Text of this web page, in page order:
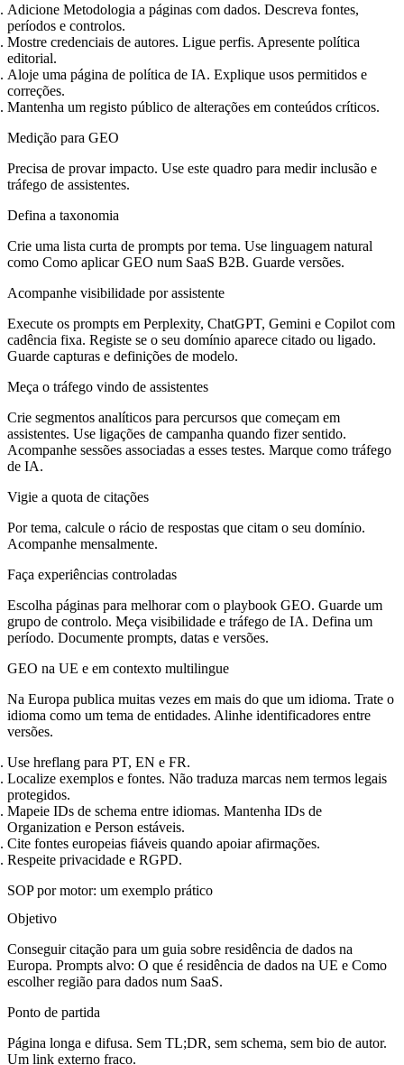
Adicione Metodologia a páginas com dados. Descreva fontes,
períodos e controlos.
Mostre credenciais de autores. Ligue perfis. Apresente política
editorial.
Aloje uma página de política de IA. Explique usos permitidos e
correções.
Mantenha um registo público de alterações em conteúdos críticos.
Medição para GEO
Precisa de provar impacto. Use este quadro para medir inclusão e
tráfego de assistentes.
Defina a taxonomia
Crie uma lista curta de prompts por tema. Use linguagem natural
como Como aplicar GEO num SaaS B2B. Guarde versões.
Acompanhe visibilidade por assistente
Execute os prompts em Perplexity, ChatGPT, Gemini e Copilot com
cadência fixa. Registe se o seu domínio aparece citado ou ligado.
Guarde capturas e definições de modelo.
Meça o tráfego vindo de assistentes
Crie segmentos analíticos para percursos que começam em
assistentes. Use ligações de campanha quando fizer sentido.
Acompanhe sessões associadas a esses testes. Marque como tráfego
de IA.
Vigie a quota de citações
Por tema, calcule o rácio de respostas que citam o seu domínio.
Acompanhe mensalmente.
Faça experiências controladas
Escolha páginas para melhorar com o playbook GEO. Guarde um
grupo de controlo. Meça visibilidade e tráfego de IA. Defina um
período. Documente prompts, datas e versões.
GEO na UE e em contexto multilingue
Na Europa publica muitas vezes em mais do que um idioma. Trate o
idioma como um tema de entidades. Alinhe identificadores entre
versões.
Use hreflang para PT, EN e FR.
Localize exemplos e fontes. Não traduza marcas nem termos legais
protegidos.
Mapeie IDs de schema entre idiomas. Mantenha IDs de
Organization e Person estáveis.
Cite fontes europeias fiáveis quando apoiar afirmações.
Respeite privacidade e RGPD.
SOP por motor: um exemplo prático
Objetivo
Conseguir citação para um guia sobre residência de dados na
Europa. Prompts alvo: O que é residência de dados na UE e Como
escolher região para dados num SaaS.
Ponto de partida
Página longa e difusa. Sem TL;DR, sem schema, sem bio de autor.
Um link externo fraco.